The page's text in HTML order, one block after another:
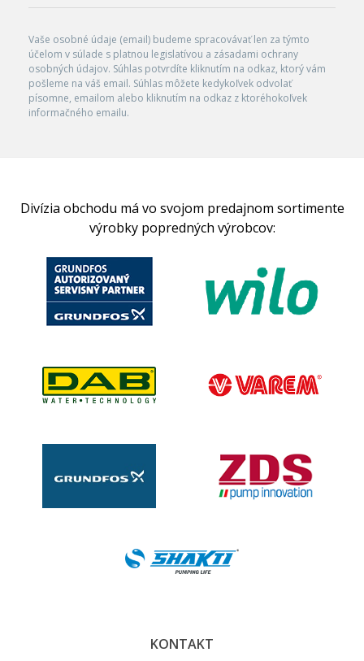
Vaše osobné údaje (email) budeme spracovávať len za týmto
účelom v súlade s platnou legislatívou a zásadami ochrany
osobných údajov. Súhlas potvrdíte kliknutím na odkaz, ktorý vám
pošleme na váš email. Súhlas môžete kedykoľvek odvolať
písomne, emailom alebo kliknutím na odkaz z ktoréhokoľvek
informačného emailu.
Divízia obchodu má vo svojom predajnom sortimente
výrobky popredných výrobcov:
KONTAKT